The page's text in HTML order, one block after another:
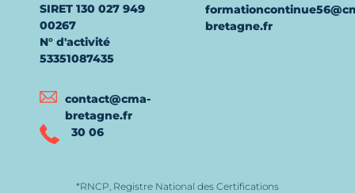
SIRET 130 027 949
00267
N° d'activité
53351087435
contact@cma-
bretagne.fr
30 06
bretagne.fr
*RNCP, Registre National des Certifications